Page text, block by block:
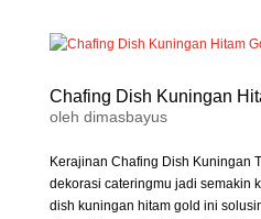
Chafing Dish Kuningan
oleh dimasbayus
Kerajinan Chafing Dish Kuningan
dekorasi cateringmu jadi semakin
dish kuningan hitam gold ini